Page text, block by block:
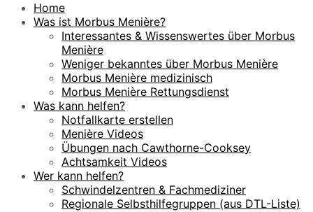
Home
Was ist Morbus Menière?
Interessantes & Wissenswertes über Morbus
Menière
Weniger bekanntes über Morbus Menière
Morbus Menière medizinisch
Morbus Menière Rettungsdienst
Was kann helfen?
Notfallkarte erstellen
Menière Videos
Übungen nach Cawthorne-Cooksey
Achtsamkeit Videos
Wer kann helfen?
Schwindelzentren & Fachmediziner
Regionale Selbsthilfegruppen (aus DTL-Liste)